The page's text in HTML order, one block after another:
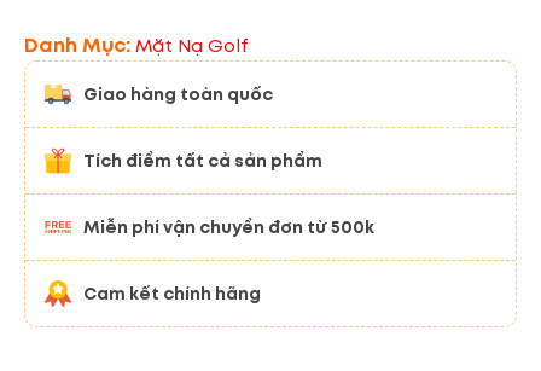
Danh Mục:Mặt Nạ Golf
Giao hàng toàn quốc
Tích điểm tất cả sản phẩm
Miễn phí vận chuyển đơn từ 500k
Cam kết chính hãng